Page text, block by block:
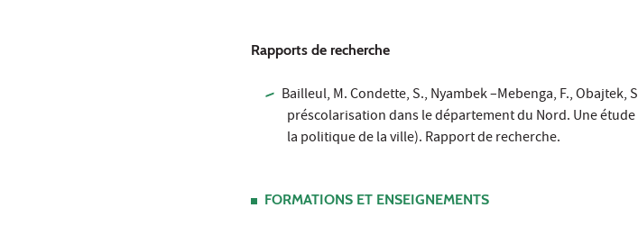
Rapports de recherche
Bailleul, M. Condette, S., Nyambek –Mebenga, F., Obajtek,
préscolarisation dans le département du Nord. Une
la politique de la ville). Rapport de recherche.
FORMATIONS ET ENSEIGNEMENTS